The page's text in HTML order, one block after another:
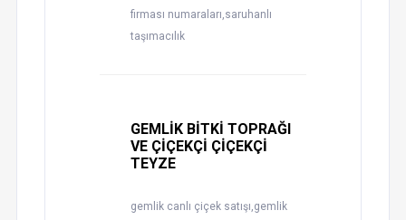
firması numaraları,saruhanlı
taşımacılık
GEMLİK BİTKİ TOPRAĞI
VE ÇİÇEKÇİ ÇİÇEKÇİ
TEYZE
gemlik canlı çiçek satışı,gemlik